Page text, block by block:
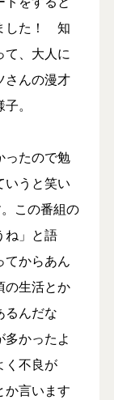
した！ 知
て、大人に
さんの漫才
。
ったので勉
いうと笑い
この番組の
ね」と語
てからあん
の生活とか
るんだな
かったよ
く不良が
か言います